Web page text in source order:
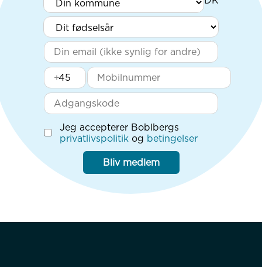
+
Jeg accepterer Boblbergs
privatlivspolitik og betingelser
Bliv medlem